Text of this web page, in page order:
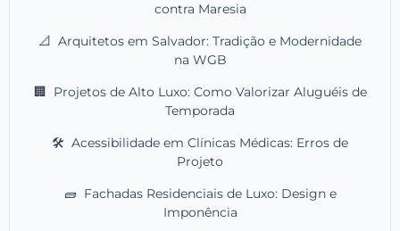
contra Maresia
📐 Arquitetos em Salvador: Tradição e Modernidade
na WGB
🏢
Projetos de Alto Luxo: Como Valorizar Aluguéis de
Temporada
🛠️ Acessibilidade em Clínicas Médicas: Erros de
Projeto
🧱 Fachadas Residenciais de Luxo: Design e
Imponência